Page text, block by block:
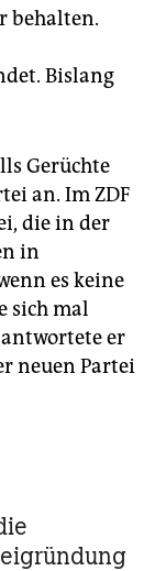
behalten.
Bislang
Gerüchte
an. Im ZDF
die in der
in
es keine
sich mal
antwortete er
neuen Partei